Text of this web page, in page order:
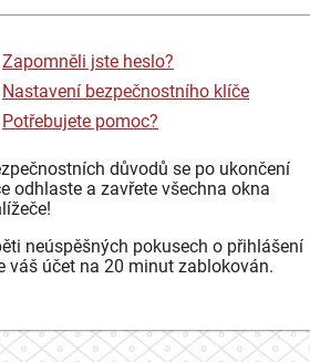
Zapomněli jste heslo?
Nastavení bezpečnostního klíče
Potřebujete pomoc?
důvodů se po ukončení
odhlaste a zavřete všechna okna
neúspěšných pokusech o přihlášení
váš účet na 20 minut zablokován.